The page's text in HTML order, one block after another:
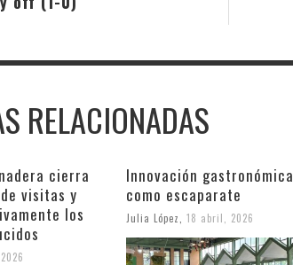
RELACIONADAS
cierra
visitas y
los
Innovación gastronómica
como escaparate
Julia López 18 abril, 2026